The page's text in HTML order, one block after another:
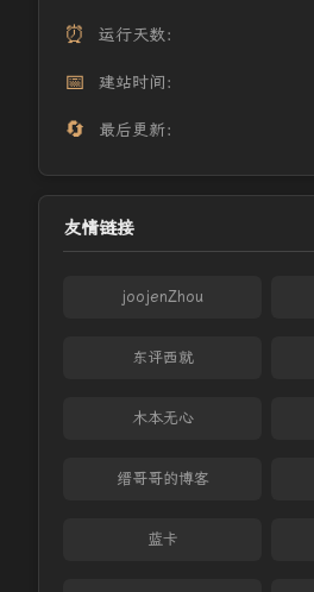
⏰ 运行天数：
📅 建站时间：
🔄 最后更新：
友情链接
joojenZhou
东评西就
木本无心
缙哥哥的博客
蓝卡